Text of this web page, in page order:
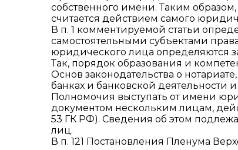
собственного имени. Таким
считается действием самого
В п. 1 комментируемой статьи
самостоятельными субъектами
юридического лица определяются
Так, порядок образования и
Основ законодательства о
банках и банковской деятельности и
Полномочия выступать от имени
документом нескольким лицам,
53 ГК РФ). Сведения об этом
лиц.
В п. 121 Постановления Пленума